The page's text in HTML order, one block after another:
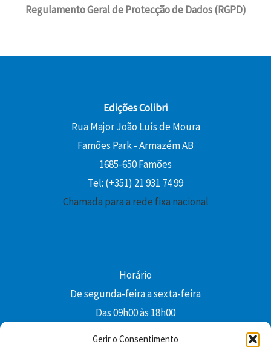
Gerir o Consentimento
Regulamento Geral de Protecção de Dados (RGPD)
Edições Colibri
Rua Major João Luís de Moura
Famões Park - Armazém AB
1685-650 Famões
Tel: (+351) 21 931 74 99
Chamada para a rede fixa nacional
Horário
De segunda-feira a sexta-feira
Das 09h00 às 18h00